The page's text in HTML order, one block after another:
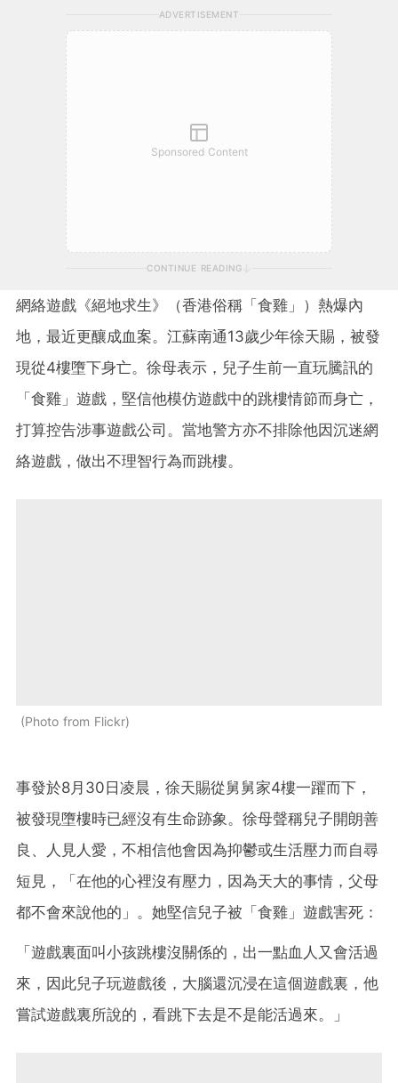
ADVERTISEMENT
Sponsored Content
CONTINUE READING
網絡遊戲《絕地求生》（香港俗稱「食雞」）熱爆內
地，最近更釀成血案。江蘇南通13歲少年徐天賜，被發
現從4樓墮下身亡。徐母表示，兒子生前一直玩騰訊的
「食雞」遊戲，堅信他模仿遊戲中的跳樓情節而身亡，
打算控告涉事遊戲公司。當地警方亦不排除他因沉迷網
絡遊戲，做出不理智行為而跳樓。
Photo from Flickr
事發於8月30日凌晨，徐天賜從舅舅家4樓一躍而下，
被發現墮樓時已經沒有生命跡象。徐母聲稱兒子開朗善
良、人見人愛，不相信他會因為抑鬱或生活壓力而自尋
短見，「在他的心裡沒有壓力，因為天大的事情，父母
都不會來說他的」。她堅信兒子被「食雞」遊戲害死：
「遊戲裏面叫小孩跳樓沒關係的，出一點血人又會活過
來，因此兒子玩遊戲後，大腦還沉浸在這個遊戲裏，他
嘗試遊戲裏所說的，看跳下去是不是能活過來。」